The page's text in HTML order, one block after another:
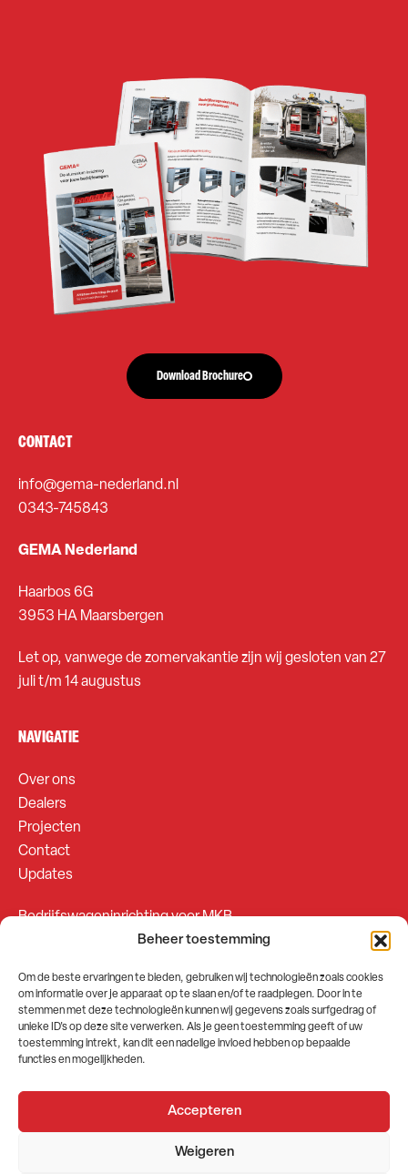
Beheer toestemming
Om de beste ervaringen te bieden, gebruiken wij technologieën zoals cookies
om informatie over je apparaat op te slaan en/of te raadplegen. Door in te
stemmen met deze technologieën kunnen wij gegevens zoals surfgedrag of
unieke ID's op deze site verwerken. Als je geen toestemming geeft of uw
toestemming intrekt, kan dit een nadelige invloed hebben op bepaalde
functies en mogelijkheden.
Accepteren
Weigeren
Download Brochure
CONTACT
info@gema-nederland.nl
0343-745843
GEMA Nederland
Haarbos 6G
3953 HA Maarsbergen
Let op, vanwege de zomervakantie zijn wij gesloten van 27
juli t/m 14 augustus
NAVIGATIE
Over ons
Dealers
Projecten
Contact
Updates
Bedrijfswageninrichting voor MKB
Bedrijfswageninrichting voor Fleetsales
SOCIALS